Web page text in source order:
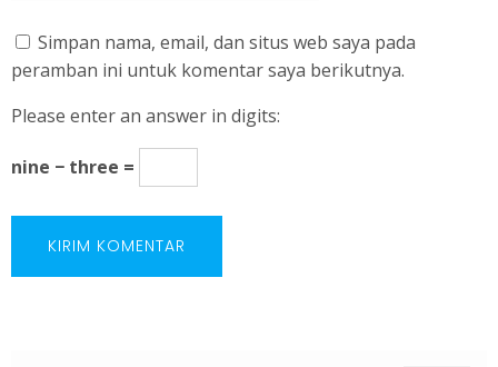
Simpan nama, email, dan situs web saya pada
peramban ini untuk komentar saya berikutnya.
Please enter an answer in digits:
nine − three =